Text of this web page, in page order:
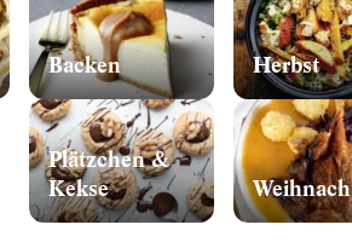
Backen
Plätzchen &
Kekse
Herbst